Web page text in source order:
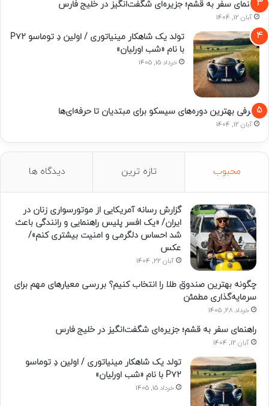
راهنمای سفر به قشم؛ جزیره‌ای شگفت‌انگیز در خلیج فارس
آبان 12, 1404
تولد یک شاهکار مینیاتوری / اولین دِ توماسو P۷۲
با نام «شب اورلیان»
خرداد 15, 1405
معرفی بهترین دوره‌های سیسکو برای مبتدیان تا حرفه‌ای‌ها
آبان 12, 1404
محبوب تازه ترین دیدگاه ها
گزارش رسانه آمریکایی از موتورسواری زنان در
ایران/ «یک افسر پلیس راهنمایی و رانندگی باعث
شد احساس دلگرمی و امنیت بیشتری کنم»/
عکس
آبان 22, 1404
چگونه بهترین صندوق طلا را انتخاب کنیم؟ بررسی معیارهای مهم برای
سرمایه‌گذاری مطمئن
خرداد 28, 1405
راهنمای سفر به قشم؛ جزیره‌ای شگفت‌انگیز در خلیج فارس
آبان 12, 1404
تولد یک شاهکار مینیاتوری / اولین دِ توماسو
P۷۲ با نام «شب اورلیان»
خرداد 15, 1405